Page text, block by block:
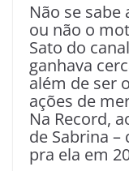
Não se
ou não o
Sato do
ganhava
além de ser
ações de
Na Record,
de Sabrina
pra ela em